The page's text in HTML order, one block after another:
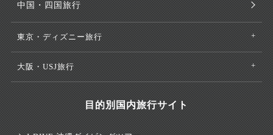
中国・四国旅行
東京・ディズニー旅行
大阪・USJ旅行
目的別国内旅行サイト